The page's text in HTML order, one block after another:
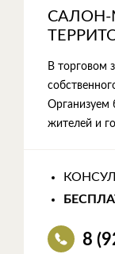
САЛОН-
В торговом
Организуем
жителей и
8